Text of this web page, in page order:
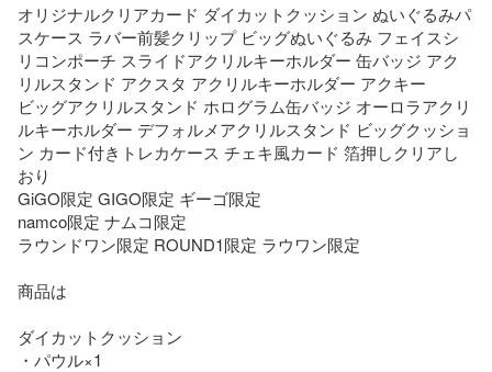
オリジナルクリアカード ダイカットクッション ぬいぐるみパ
スケース ラバー前髪クリップ ビッグぬいぐるみ フェイスシ
リコンポーチ スライドアクリルキーホルダー 缶バッジ アク
リルスタンド アクスタ アクリルキーホルダー アクキー
ビッグアクリルスタンド ホログラム缶バッジ オーロラアクリ
ルキーホルダー デフォルメアクリルスタンド ビッグクッショ
ン カード付きトレカケース チェキ風カード 箔押しクリアし
おり
GiGO限定 GIGO限定 ギーゴ限定
namco限定 ナムコ限定
ラウンドワン限定 ROUND1限定 ラウワン限定
商品は
ダイカットクッション
・パウル×1